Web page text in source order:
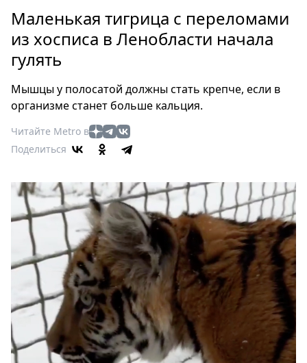
Россия
Мир
Туризм
Мода
Театр
Кино
Книги
Выставки
Пресс-
релизы
О
Metro
Стримы
Спецпроекты
Звезды
Выборы
Маленькая тигрица с переломами
из хосписа в Ленобласти начала
гулять
Мышцы у полосатой должны стать крепче, если в
организме станет больше кальция.
Читайте Metro в
Поделиться